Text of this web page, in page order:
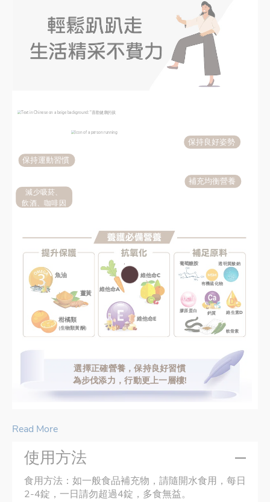
保持運動習慣
減少吸菸、
飲酒、咖啡因
保持良好姿勢
補充均衡營養
魚油
維他命A
維他命C
維他命E
葡萄糖胺
有機硫化物
軟骨素
膠原蛋白 鈣質 維生素D
透明質酸鈉
薑黃
柑橘類
(生物類黃酮)
選擇正確營養，保持良好習慣
為步伐添力，行動更上一層樓!
Read More
使用方法
食用方法：如一般食品補充物，請隨開水食用，每日
2-4錠，一日請勿超過4錠，多食無益。